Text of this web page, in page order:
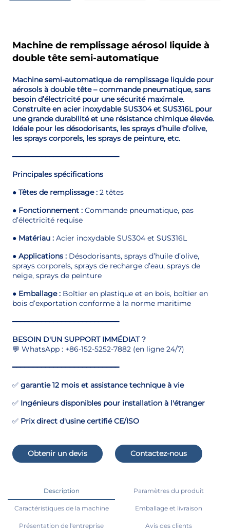
Machine de remplissage aérosol liquide à
double tête semi-automatique
Machine semi-automatique de remplissage liquide pour
aérosols à double tête – commande pneumatique, sans
besoin d’électricité pour une sécurité maximale.
Construite en acier inoxydable SUS304 et SUS316L pour
une grande durabilité et une résistance chimique élevée.
Idéale pour les désodorisants, les sprays d’huile d’olive,
les sprays corporels, les sprays de peinture, etc.
━━━━━━━━━━━━━━━━━━━━━━━━━━
Principales spécifications
● Têtes de remplissage : 2 têtes
● Fonctionnement : Commande pneumatique, pas
d’électricité requise
● Matériau : Acier inoxydable SUS304 et SUS316L
● Applications : Désodorisants, sprays d’huile d’olive,
sprays corporels, sprays de recharge d’eau, sprays de
neige, sprays de peinture
● Emballage : Boîtier en plastique et en bois, boîtier en
bois d’exportation conforme à la norme maritime
━━━━━━━━━━━━━━━━━━━━━━━━━━
BESOIN D'UN SUPPORT IMMÉDIAT ?
💬 WhatsApp : +86-152-5252-7882 (en ligne 24/7)
━━━━━━━━━━━━━━━━━━━━━━━━━━
✅ garantie 12 mois et assistance technique à vie
✅ Ingénieurs disponibles pour installation à l'étranger
✅ Prix direct d'usine certifié CE/ISO
Obtenir un devis Contactez-nous
Description Paramètres du produit
Caractéristiques de la machine Emballage et livraison
Présentation de l'entreprise Avis des clients